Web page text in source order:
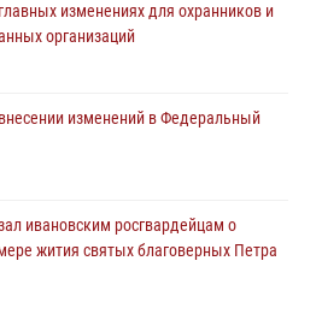
посвященных празднованию Дня
«Каникулы с Росгвардией»
Росгвардии задержаны
краж
изменениях для охранников и
организаций
изменений в Федеральный
ивановским росгвардейцам о
жития святых благоверных Петра